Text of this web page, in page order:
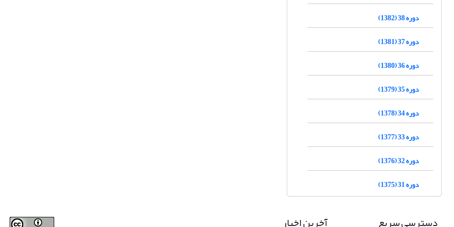
دوره 38 (1382)
دوره 37 (1381)
دوره 36 (1380)
دوره 35 (1379)
دوره 34 (1378)
دوره 33 (1377)
دوره 32 (1376)
دوره 31 (1375)
دسترسی سریع آخرین اخبار